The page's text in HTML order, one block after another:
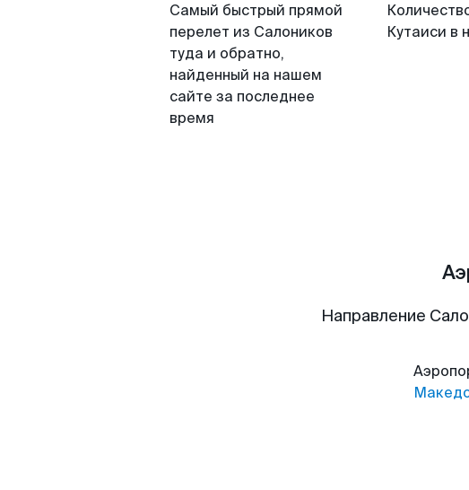
Самый быстрый прямой
перелет из Салоников
туда и обратно,
найденный на нашем
сайте за последнее
время
Кутаиси в
Направление